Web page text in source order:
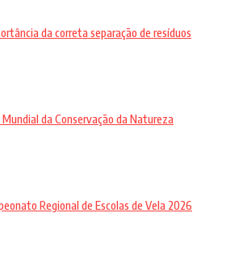
da correta separação de resíduos
da Conservação da Natureza
Regional de Escolas de Vela 2026